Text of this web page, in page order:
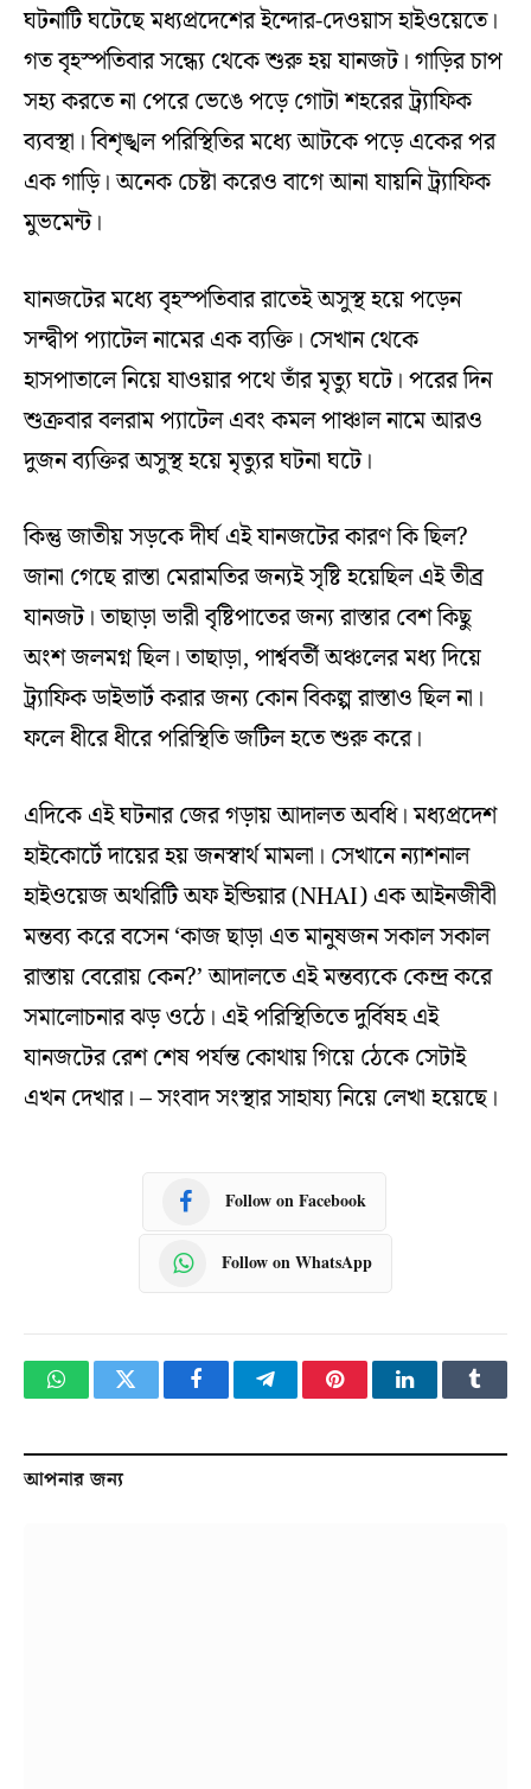
ঘটনাটি ঘটেছে মধ্যপ্রদেশের ইন্দোর-দেওয়াস হাইওয়েতে।
গত বৃহস্পতিবার সন্ধ্যে থেকে শুরু হয় যানজট। গাড়ির চাপ
সহ্য করতে না পেরে ভেঙে পড়ে গোটা শহরের ট্র্যাফিক
ব্যবস্থা। বিশৃঙ্খল পরিস্থিতির মধ্যে আটকে পড়ে একের পর
এক গাড়ি। অনেক চেষ্টা করেও বাগে আনা যায়নি ট্র্যাফিক
মুভমেন্ট।
যানজটের মধ্যে বৃহস্পতিবার রাতেই অসুস্থ হয়ে পড়েন
সন্দ্বীপ প্যাটেল নামের এক ব্যক্তি। সেখান থেকে
হাসপাতালে নিয়ে যাওয়ার পথে তাঁর মৃত্যু ঘটে। পরের দিন
শুক্রবার বলরাম প্যাটেল এবং কমল পাঞ্চাল নামে আরও
দুজন ব্যক্তির অসুস্থ হয়ে মৃত্যুর ঘটনা ঘটে।
কিন্তু জাতীয় সড়কে দীর্ঘ এই যানজটের কারণ কি ছিল?
জানা গেছে রাস্তা মেরামতির জন্যই সৃষ্টি হয়েছিল এই তীব্র
যানজট। তাছাড়া ভারী বৃষ্টিপাতের জন্য রাস্তার বেশ কিছু
অংশ জলমগ্ন ছিল। তাছাড়া, পার্শ্ববর্তী অঞ্চলের মধ্য দিয়ে
ট্র্যাফিক ডাইভার্ট করার জন্য কোন বিকল্প রাস্তাও ছিল না।
ফলে ধীরে ধীরে পরিস্থিতি জটিল হতে শুরু করে।
এদিকে এই ঘটনার জের গড়ায় আদালত অবধি। মধ্যপ্রদেশ
হাইকোর্টে দায়ের হয় জনস্বার্থ মামলা। সেখানে ন্যাশনাল
হাইওয়েজ অথরিটি অফ ইন্ডিয়ার (NHAI) এক আইনজীবী
মন্তব্য করে বসেন ‘কাজ ছাড়া এত মানুষজন সকাল সকাল
রাস্তায় বেরোয় কেন?’ আদালতে এই মন্তব্যকে কেন্দ্র করে
সমালোচনার ঝড় ওঠে। এই পরিস্থিতিতে দুর্বিষহ এই
যানজটের রেশ শেষ পর্যন্ত কোথায় গিয়ে ঠেকে সেটাই
এখন দেখার। – সংবাদ সংস্থার সাহায্য নিয়ে লেখা হয়েছে।
Follow on Facebook
Follow on WhatsApp
WhatsAppTwitter FacebookTelegramPinterestLinkedIn
আপনার জন্য